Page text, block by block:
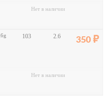
Нет в наличии
103 2.6 350
Нет в наличии